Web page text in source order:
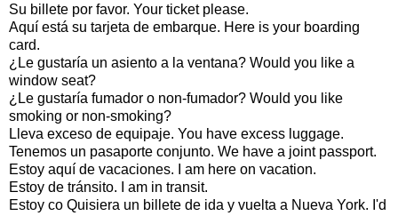
Su billete por favor. Your ticket please.
Aquí está su tarjeta de embarque. Here is your boarding
card.
¿Le gustaría un asiento a la ventana? Would you like a
window seat?
¿Le gustaría fumador o non-fumador? Would you like
smoking or non-smoking?
Lleva exceso de equipaje. You have excess luggage.
Tenemos un pasaporte conjunto. We have a joint passport.
Estoy aquí de vacaciones. I am here on vacation.
Estoy de tránsito. I am in transit.
Estoy co Quisiera un billete de ida y vuelta a Nueva York. I'd